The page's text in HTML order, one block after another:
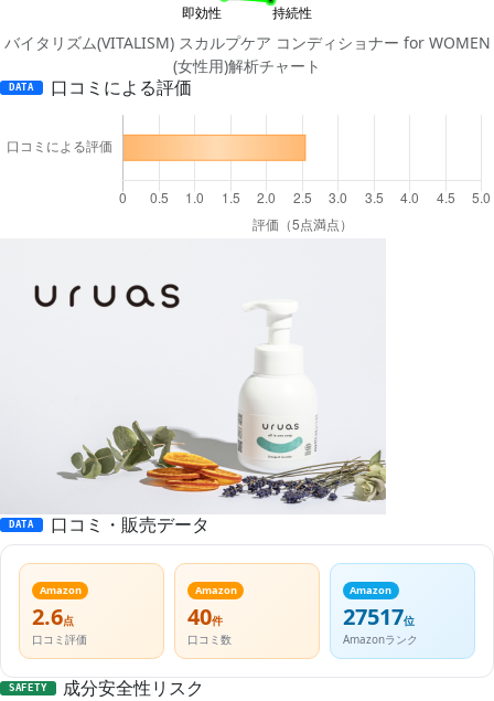
バイタリズム(VITALISM) スカルプケア コンディショナー for WOMEN
(女性用)解析チャート
DATA 口コミによる評価
DATA 口コミ・販売データ
Amazon
2.6点
口コミ評価
Amazon
40件
口コミ数
Amazon
27517位
Amazonランク
SAFETY 成分安全性リスク